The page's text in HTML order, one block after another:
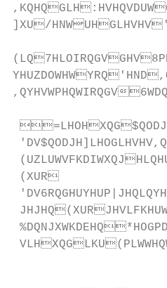
]XU/
,QYHVWPHQWIRQGV
(XUR